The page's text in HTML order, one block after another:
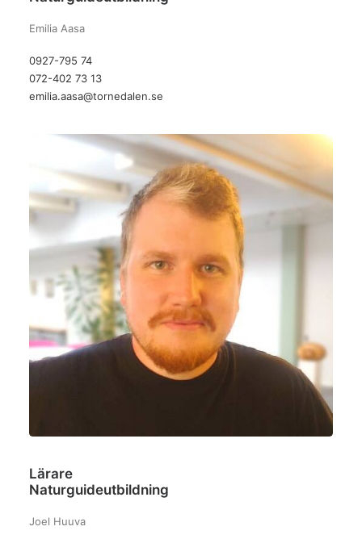
Emilia Aasa
0927-795 74
072-402 73 13
emilia.aasa@tornedalen.se
Lärare
Naturguideutbildning
Joel Huuva